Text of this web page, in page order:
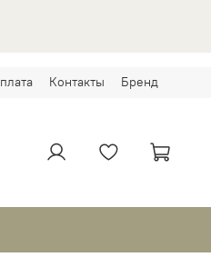
Контакты Бренд